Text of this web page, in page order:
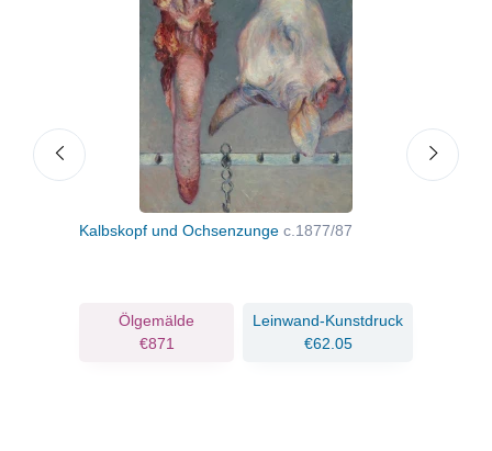
Kalbskopf und Ochsenzunge c.1877/87
Ölgemälde
€871
Leinwand-Kunstdruck
€62.05